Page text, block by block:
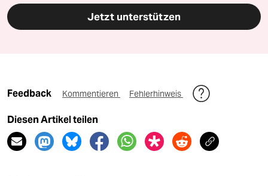
Jetzt unterstützen
Feedback Kommentieren Fehlerhinweis
Diesen Artikel teilen